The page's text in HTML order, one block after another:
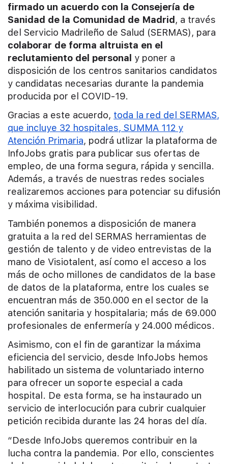
firmado un acuerdo con la Consejería de
Sanidad de la Comunidad de Madrid , a través
del Servicio Madrileño de Salud (SERMAS), para
colaborar de forma altruista en el
reclutamiento del personal y poner a
disposición de los centros sanitarios candidatos
y candidatas necesarias durante la pandemia
producida por el COVID-19.
Gracias a este acuerdo, toda la red del SERMAS,
que incluye 32 hospitales, SUMMA 112 y
Atención Primaria, podrá utlizar la plataforma de
InfoJobs gratis para publicar sus ofertas de
empleo, de una forma segura, rápida y sencilla.
Además, a través de nuestras redes sociales
realizaremos acciones para potenciar su difusión
y máxima visibilidad.
También ponemos a disposición de manera
gratuita a la red del SERMAS herramientas de
gestión de talento y de video entrevistas de la
mano de Visiotalent, así como el acceso a los
más de ocho millones de candidatos de la base
de datos de la plataforma, entre los cuales se
encuentran más de 350.000 en el sector de la
atención sanitaria y hospitalaria; más de 69.000
profesionales de enfermería y 24.000 médicos.
Asimismo, con el fin de garantizar la máxima
eficiencia del servicio, desde InfoJobs hemos
habilitado un sistema de voluntariado interno
para ofrecer un soporte especial a cada
hospital. De esta forma, se ha instaurado un
servicio de interlocución para cubrir cualquier
petición recibida durante las 24 horas del día.
“Desde InfoJobs queremos contribuir en la
lucha contra la pandemia. Por ello, conscientes